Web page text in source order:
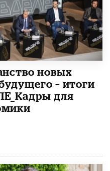
новых
– итоги
для